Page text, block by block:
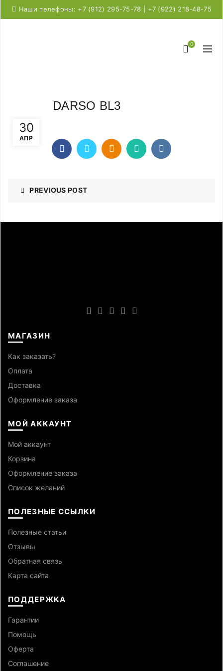
Наши телефоны: +7 (912) 295-75-78 | +7 (922) 218-48-75
0
30
АПР
DARSO BL3
PREVIOUS POST
МАГАЗИН
Как заказать?
Оплата
Доставка
Оформление заказа
МОЙ АККАУНТ
Мой аккаунт
Корзина
Оформление заказа
Список желаний
ПОЛЕЗНЫЕ ССЫЛКИ
Полезные статьи
Отзывы
Обратная связь
Карта сайта
ПОДДЕРЖКА
Гарантии
Помощь
Оферта
Cоглашение